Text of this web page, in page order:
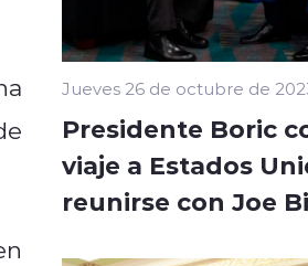
Jueves 26 de octubre de
Presidente Boric
viaje a Estados
reunirse con Joe